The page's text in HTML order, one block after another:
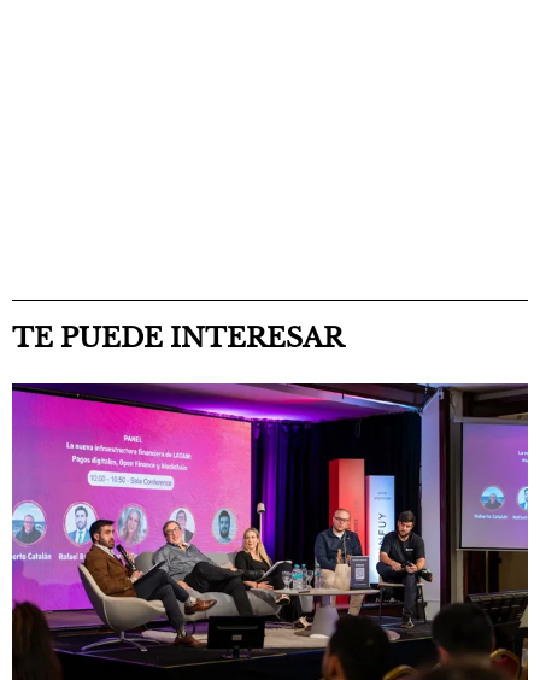
TE PUEDE INTERESAR